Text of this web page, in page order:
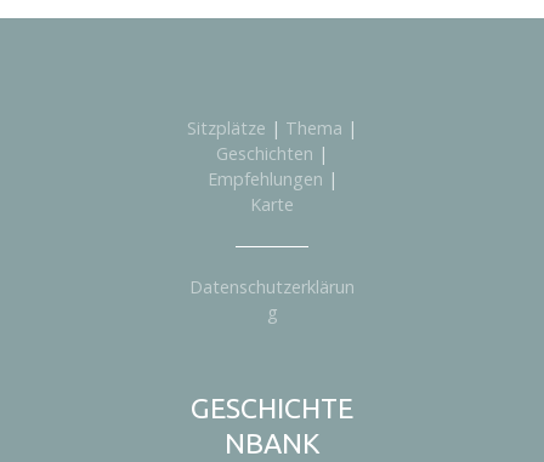
Sitzplätze | Thema |
Geschichten |
Empfehlungen |
Karte
Datenschutzerklärun
g
GESCHICHTE
NBANK